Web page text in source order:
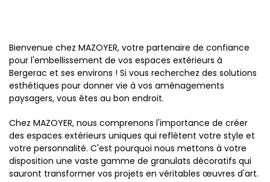
Bienvenue chez MAZOYER, votre partenaire de confiance
pour l'embellissement de vos espaces extérieurs à
Bergerac et ses environs ! Si vous recherchez des solutions
esthétiques pour donner vie à vos aménagements
paysagers, vous êtes au bon endroit.
Chez MAZOYER, nous comprenons l'importance de créer
des espaces extérieurs uniques qui reflètent votre style et
votre personnalité. C'est pourquoi nous mettons à votre
disposition une vaste gamme de granulats décoratifs qui
sauront transformer vos projets en véritables œuvres d'art.